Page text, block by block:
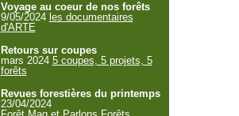
Voyage au coeur de nos forêts
9/05/2024 les documentaires
d'ARTE
Retours sur coupes
mars 2024 5 coupes, 5 projets, 5
forêts
Revues forestières du printemps
23/04/2024